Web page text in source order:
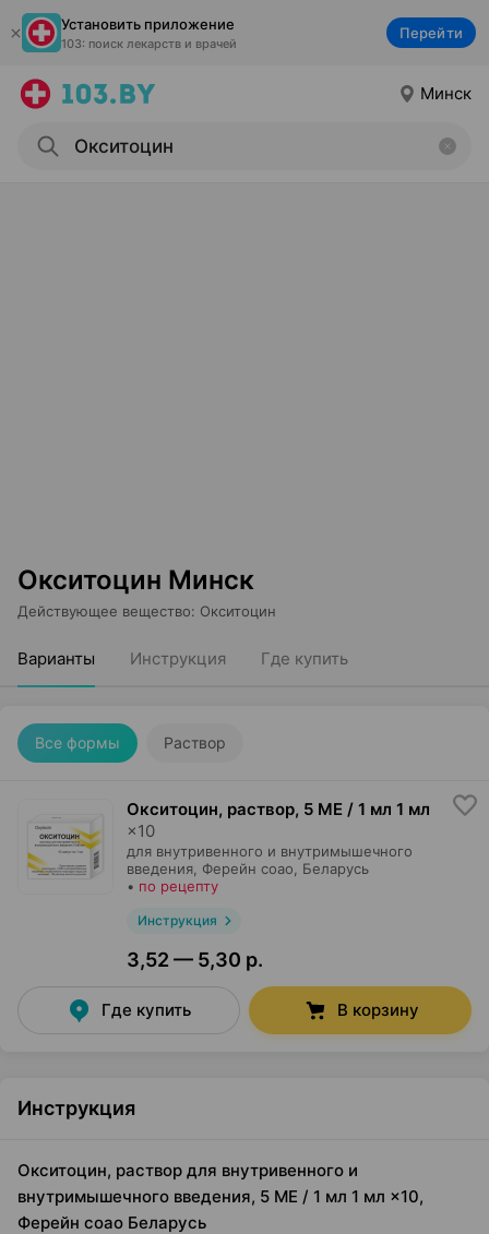
Установить приложение
103: поиск лекарств и врачей
Перейти
Минск
Окситоцин Минск
Действующее вещество: Окситоцин
Варианты Инструкция Где купить
Все формы Раствор
Окситоцин, раствор, 5 МЕ / 1 мл 1 мл
×10
для внутривенного и внутримышечного
введения, Ферейн соао , Беларусь
• по рецепту
Инструкция
3,52 — 5,30 р.
Где купить В корзину
Инструкция
Окситоцин, раствор для внутривенного и
внутримышечного введения, 5 МЕ / 1 мл 1 мл ×10,
Ферейн соао Беларусь